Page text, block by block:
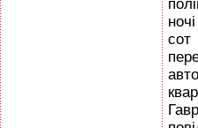
сот